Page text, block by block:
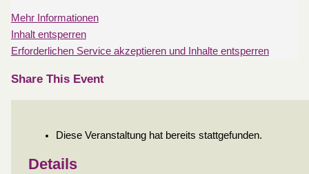
Mehr Informationen
Inhalt entsperren
Erforderlichen Service akzeptieren und Inhalte entsperren
Share This Event
Diese Veranstaltung hat bereits stattgefunden.
Details